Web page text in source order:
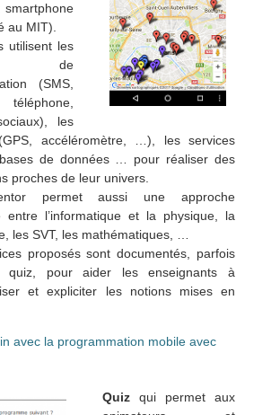
au MIT).
utilisent les
de
(SMS,
les
accéléromètre, …), les services
de données … pour réaliser des
proches de leur univers.
permet aussi une approche
entre l’informatique et la physique, la
les SVT, les mathématiques, …
proposés sont documentés, parfois
quiz, pour aider les enseignants à
et expliciter les notions mises en
avec la programmation mobile avec
Quiz qui permet aux